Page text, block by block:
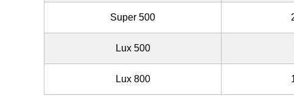
Super 500
Lux 500
Lux 800